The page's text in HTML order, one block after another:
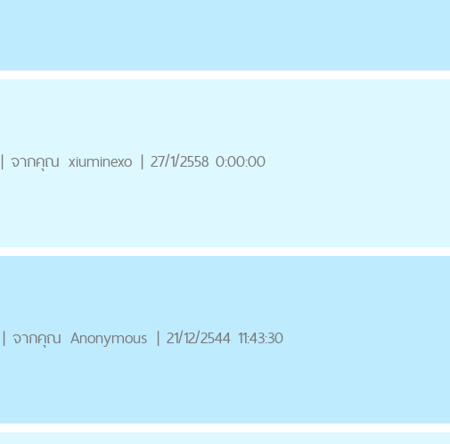
| จากคุณ xiuminexo | 27/1/2558 0:00:00
| จากคุณ Anonymous | 21/12/2544 11:43:30